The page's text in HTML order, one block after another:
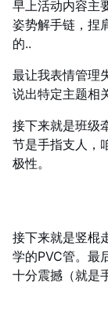
早上活动内容主
姿势解手链，捏
的..
最让我表情管理
说出特定主题相
接下来就是班级
节是手指支人，
极性。
接下来就是竖棍
学的PVC管。最
十分震撼（就是